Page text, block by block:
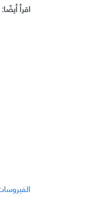
اقرأ أيضًا: